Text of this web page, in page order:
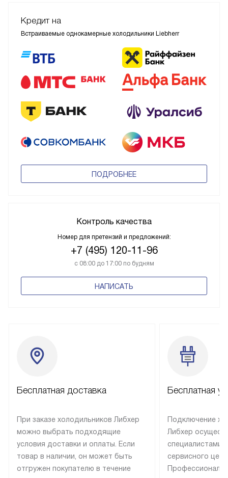
Кредит на
Встраиваемые однокамерные холодильники Liebherr
ПОДРОБНЕЕ
Контроль качества
Номер для претензий и предложений:
+7 (495) 120-11-96
с 08:00 до 17:00 по будням
НАПИСАТЬ
Бесплатная доставка
При заказе холодильников Либхер
можно выбрать подходящие
условия доставки и оплаты. Если
товар в наличии, он может быть
отгружен покупателю в течение
Бесплатная
Подключение
Либхер
специалистами
сервисного